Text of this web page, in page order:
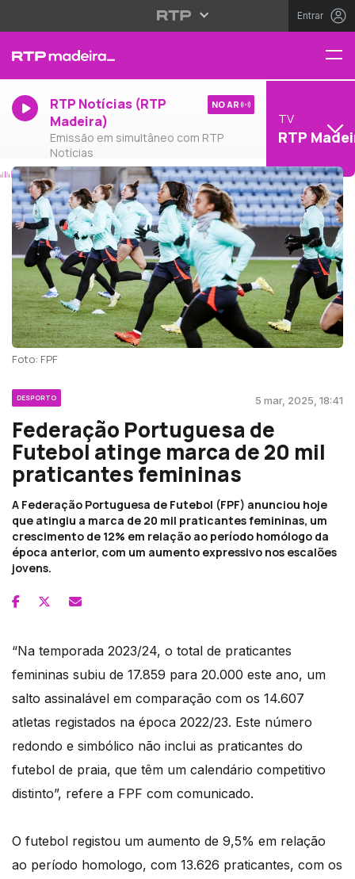
Entrar
RTP Notícias (RTP
Madeira)
Emissão em simultâneo com RTP
Notícias
NO AR
TV
RTP
Foto: FPF
DESPORTO 5 mar, 2025, 18:41
Federação Portuguesa de
Futebol atinge marca de 20 mil
praticantes femininas
A Federação Portuguesa de Futebol (FPF) anunciou hoje
que atingiu a marca de 20 mil praticantes femininas, um
crescimento de 12% em relação ao período homólogo da
época anterior, com um aumento expressivo nos escalões
jovens.
“Na temporada 2023/24, o total de praticantes
femininas subiu de 17.859 para 20.000 este ano, um
salto assinalável em comparação com os 14.607
atletas registados na época 2022/23. Este número
redondo e simbólico não inclui as praticantes do
futebol de praia, que têm um calendário competitivo
distinto”, refere a FPF com comunicado.
O futebol registou um aumento de 9,5% em relação
ao período homologo, com 13.626 praticantes, com os